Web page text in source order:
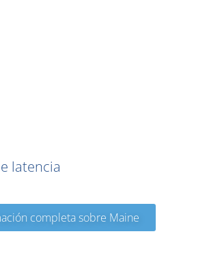
latencia
completa sobre Maine